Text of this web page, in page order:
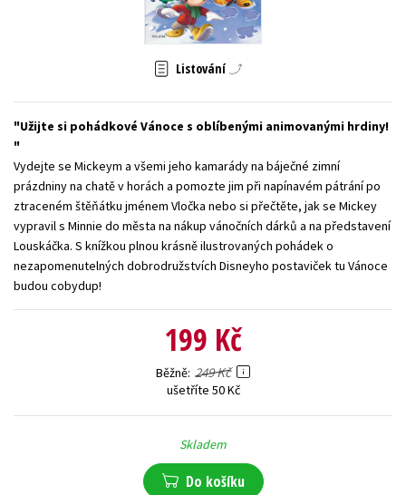
Zahraniční literatura
Všechny tituly
Listování
Užijte si pohádkové Vánoce s oblíbenými animovanými hrdiny!
Vydejte se Mickeym a všemi jeho kamarády na báječné zimní
prázdniny na chatě v horách a pomozte jim při napínavém pátrání po
ztraceném štěňátku jménem Vločka nebo si přečtěte, jak se Mickey
vypravil s Minnie do města na nákup vánočních dárků a na představení
Louskáčka. S knížkou plnou krásně ilustrovaných pohádek o
nezapomenutelných dobrodružstvích Disneyho postaviček tu Vánoce
budou cobydup!
199 Kč
Běžně 249 Kč
ušetříte 50 Kč
Skladem
Do košíku